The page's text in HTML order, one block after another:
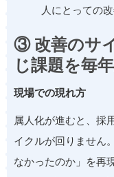
人にとっての
③ 改善のサ
じ課題を毎
現場での現れ方
属人化が進むと、採
イクルが回りません
なかったのか」を再